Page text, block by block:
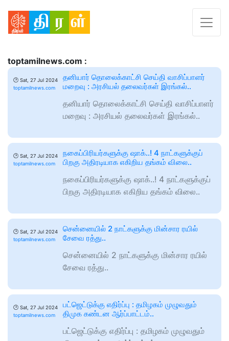
toptamilnews.com :
🕑 Sat, 27 Jul 2024
toptamilnews.com
தனியார் தொலைக்காட்சி செய்தி வாசிப்பாளர்
மறைவு : அரசியல் தலைவர்கள் இரங்கல்..
தனியார் தொலைக்காட்சி செய்தி வாசிப்பாளர்
மறைவு : அரசியல் தலைவர்கள் இரங்கல்..
🕑 Sat, 27 Jul 2024
toptamilnews.com
நகைப்பிரியர்களுக்கு ஷாக்..! 4 நாட்களுக்குப்
பிறகு அதிரடியாக எகிறிய தங்கம் விலை..
நகைப்பிரியர்களுக்கு ஷாக்..! 4 நாட்களுக்குப்
பிறகு அதிரடியாக எகிறிய தங்கம் விலை..
🕑 Sat, 27 Jul 2024
toptamilnews.com
சென்னையில் 2 நாட்களுக்கு மின்சார ரயில்
சேவை ரத்து..
சென்னையில் 2 நாட்களுக்கு மின்சார ரயில்
சேவை ரத்து..
🕑 Sat, 27 Jul 2024
toptamilnews.com
பட்ஜெட்டுக்கு எதிர்ப்பு : தமிழகம் முழுவதும்
திமுக கண்டன ஆர்ப்பாட்டம்..
பட்ஜெட்டுக்கு எதிர்ப்பு : தமிழகம் முழுவதும்